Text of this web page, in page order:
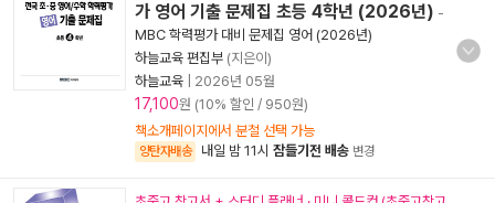
가 영어 기출 문제집 초등 4학년 (2026년) -
MBC 학력평가 대비 문제집 영어 (2026년)
하늘교육 편집부 (지은이)
하늘교육
2026년 05월
17,100원 (10% 할인 / 950원)
책소개페이지에서 분철 선택 가능
양탄자배송 내일 밤 11시 잠들기전 배송 변경